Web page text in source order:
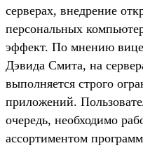
серверах, внедрение
персональных
эффект. По мнению
Дэвида Смита, на
выполняется строго
приложений.
очередь, необходимо
ассортиментом